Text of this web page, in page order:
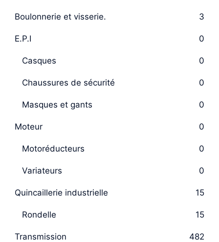
Boulonnerie et visserie. 3
E.P.I 0
Casques 0
Chaussures de sécurité 0
Masques et gants 0
Moteur 0
Motoréducteurs 0
Variateurs 0
Quincaillerie industrielle 15
Rondelle 15
Transmission 482